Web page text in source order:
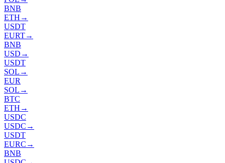
BNB
ETH →
USDT
EURT→
BNB
USD →
USDT
SOL →
EUR
SOL →
BTC
ETH →
USDC
USDC →
USDT
EURC →
BNB